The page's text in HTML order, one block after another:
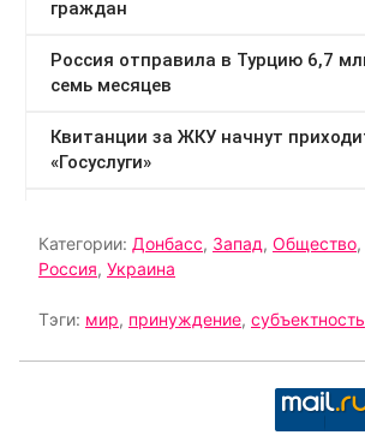
Категории: Донбасс, Запад, Общество,
Россия, Украина
Тэги: мир, принуждение, субъектность